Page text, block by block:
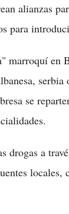
alianzas
para
marroquí en
serbia
se
drogas a
locales,